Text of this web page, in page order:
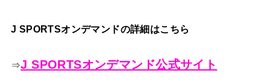
J SPORTSオンデマンドの詳細はこちら
⇒J SPORTSオンデマンド公式サイト